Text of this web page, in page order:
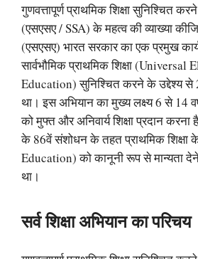
गुणवत्तापूर्ण प्राथमिक शिक्षा सुनिश्चित
(एसएसए / SSA) के महत्व की व्याख्या
(एसएसए) भारत सरकार का एक प्रमुख
सार्वभौमिक प्राथमिक शिक्षा (Universal
Education) सुनिश्चित करने के उद्देश्य से
था। इस अभियान का मुख्य लक्ष्य 6 से 14
को मुफ्त और अनिवार्य शिक्षा प्रदान
के 86वें संशोधन के तहत प्राथमिक शिक्षा
Education) को कानूनी रूप से मान्यता
था।
सर्व शिक्षा अभियान का परिचय